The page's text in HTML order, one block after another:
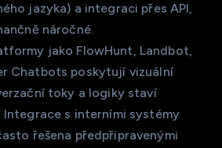
jazyka) a integraci přes API,
náročné.
jako FlowHunt, Landbot,
Chatbots poskytují vizuální
toky a logiky staví
Integrace s interními systémy
řešena předpřipravenými